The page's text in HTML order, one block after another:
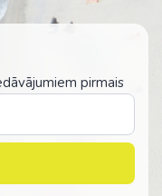
pirmais